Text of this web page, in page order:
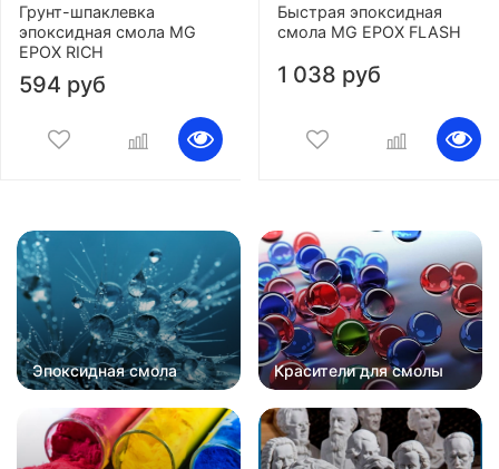
Грунт-шпаклевка
эпоксидная смола MG
EPOX RICH
594 руб
Быстрая эпоксидная
смола MG EPOX FLASH
1 038 руб
Эпоксидная смола Красители для смолы